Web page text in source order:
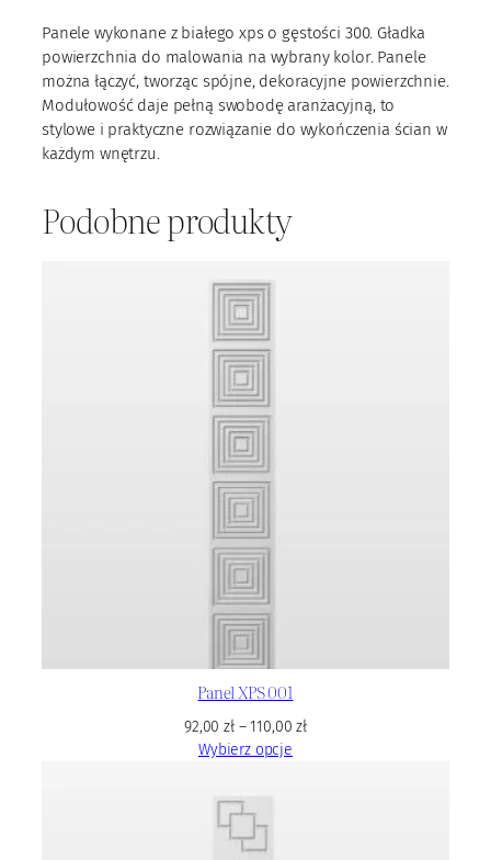
3
Panele wykonane z białego xps o gęstości 300. Gładka
powierzchnia do malowania na wybrany kolor. Panele
można łączyć, tworząc spójne, dekoracyjne powierzchnie.
Modułowość daje pełną swobodę aranżacyjną, to
stylowe i praktyczne rozwiązanie do wykończenia ścian w
każdym wnętrzu.
Podobne produkty
Panel XPS 001
92,00zł– 110,00zł
Wybierz opcje